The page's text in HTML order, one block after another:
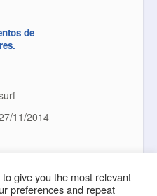
de
11/2014
Localización
give you the most relevant
preferences and repeat